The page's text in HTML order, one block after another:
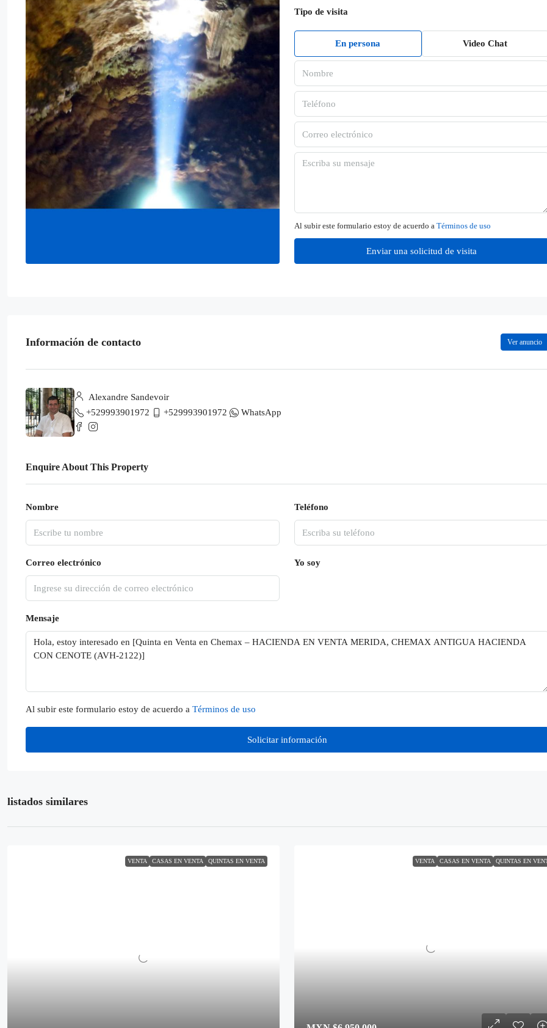
Tipo de visita
En persona Video Chat
Al subir este formulario estoy de acuerdo aTérminos de uso
Enviar una solicitud de visita
Información de contacto Ver anuncio
Alexandre Sandevoir
+529993901972
+529993901972 WhatsApp
Enquire About This Property
Nombre Teléfono
Correo electrónico Yo soy
Mensaje
Al subir este formulario estoy de acuerdo a Términos de uso
Solicitar información
listados similares
VENTA CASAS EN VENTA QUINTAS EN VENTA VENTA CASAS EN VENTA QUINTAS EN